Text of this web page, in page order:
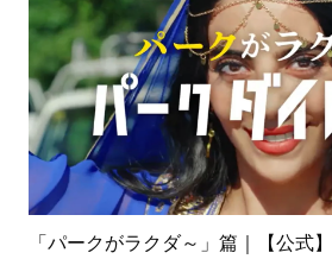
「パークがラクダ～」篇｜【公